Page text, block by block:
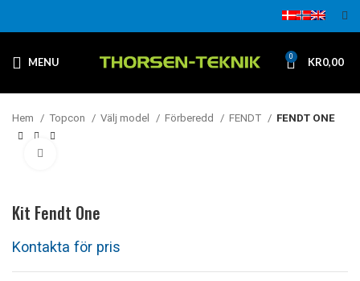
MENU 0 KR0,00
Hem Topcon Välj model Förberedd FENDT FENDT ONE
Kit Fendt One